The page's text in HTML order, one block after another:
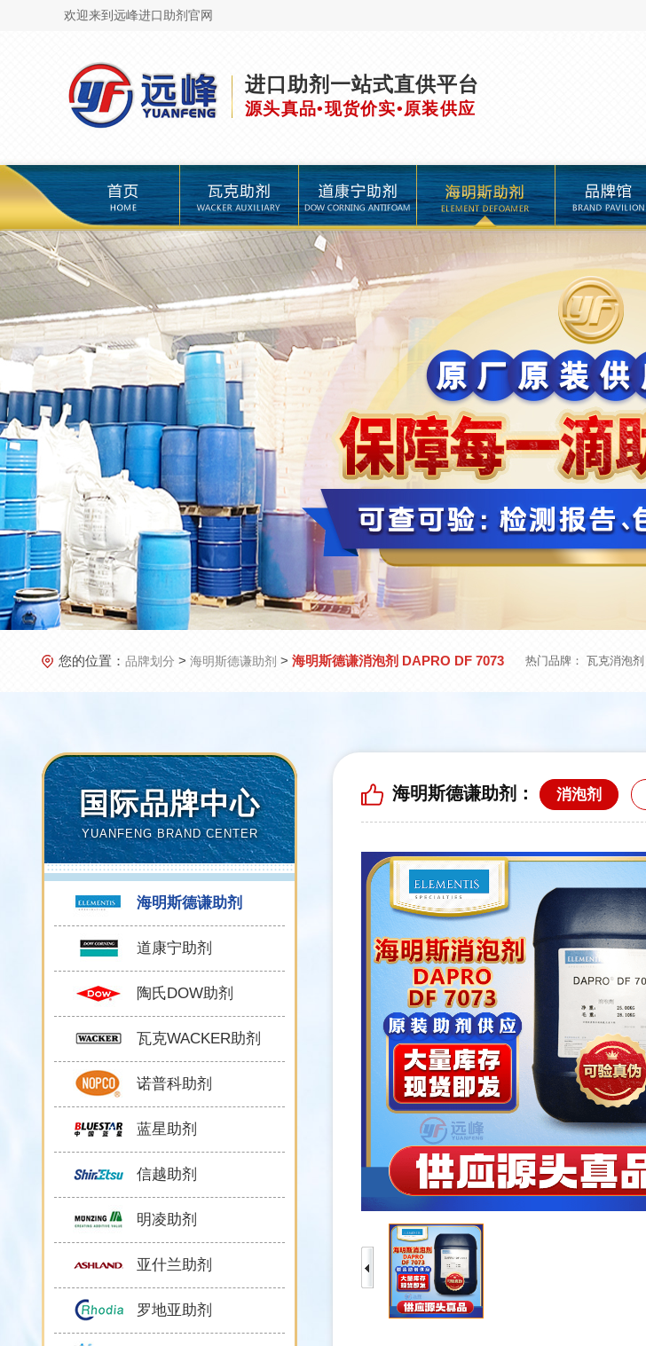
欢迎来到远峰进口助剂官网
进口助剂一站式直供平台
源头真品•现货价实•原装供应
瓦克助剂 道康宁助剂 海明斯助剂 品牌馆 真品鉴定馆
您的位置： 品牌划分 > 海明斯德谦助剂 > 海明斯德谦消泡剂 DAPRO DF 7073 热门品牌： 瓦克消泡剂
国际品牌中心
YUANFENG BRAND CENTER
海明斯德谦助剂
道康宁助剂
陶氏DOW助剂
瓦克WACKER助剂
诺普科助剂
蓝星助剂
信越助剂
明凌助剂
亚什兰助剂
罗地亚助剂
海明斯德谦助剂： 消泡剂